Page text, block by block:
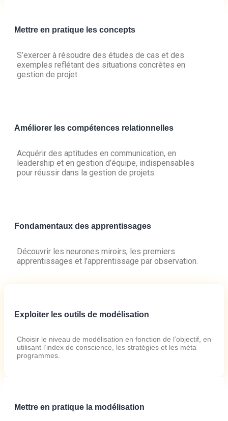
Mettre en pratique les concepts
S’exercer à résoudre des études de cas et des
exemples reflétant des situations concrètes en
gestion de projet.
Améliorer les compétences relationnelles
Acquérir des aptitudes en communication, en
leadership et en gestion d’équipe, indispensables
pour réussir dans la gestion de projets.
Fondamentaux des apprentissages
Découvrir les neurones miroirs, les premiers
apprentissages et l’apprentissage par observation.
Exploiter les outils de modélisation
Choisir le niveau de modélisation en fonction de l’objectif, en
utilisant l’index de conscience, les stratégies et les méta
programmes.
Mettre en pratique la modélisation